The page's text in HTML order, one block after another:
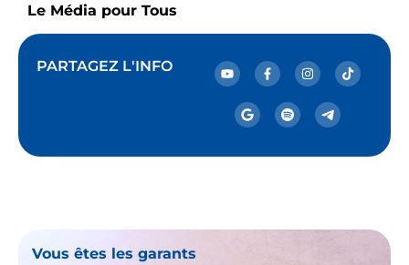
Le Média pour Tous
PARTAGEZ L'INFO
Vous êtes les garants